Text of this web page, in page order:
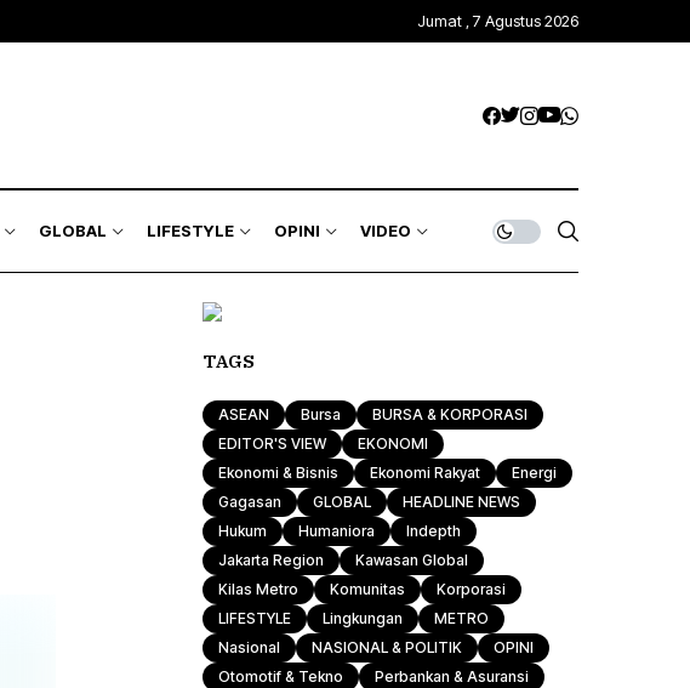
Jumat , 7 Agustus 2026
GLOBAL LIFESTYLE
Wisata & Kuliner
Komunitas
Sport & Health
Otomotif & Tekno
OPINI
Indepth
VIDEO
TAGS
ASEAN Bursa
BURSA & KORPORASI
EDITOR'S VIEW
EKONOMI
Ekonomi & Bisnis
Ekonomi Rakyat
Energi
Gagasan
GLOBAL
HEADLINE NEWS
Hukum
Humaniora
Indepth
Jakarta Region
Kawasan Global
Kilas Metro
Komunitas
Korporasi
LIFESTYLE
Lingkungan
METRO
Nasional
NASIONAL & POLITIK
OPINI
Otomotif & Tekno
Perbankan & Asuransi